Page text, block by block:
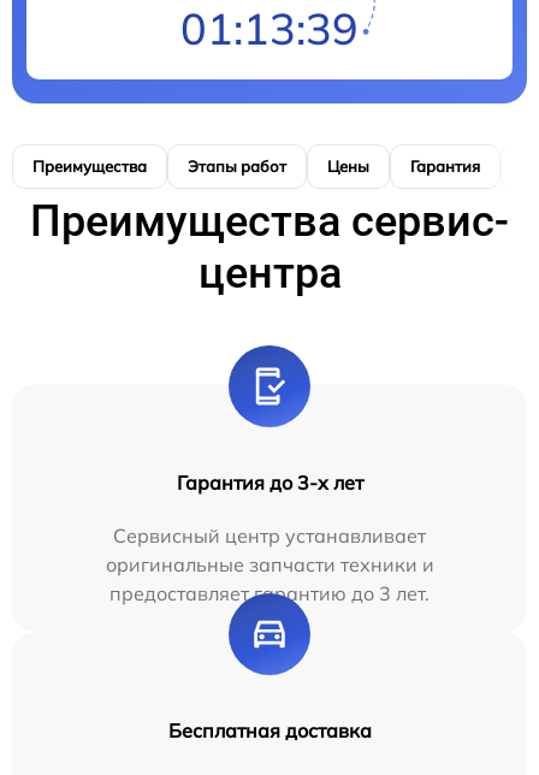
01:13:39
Преимущества Этапы работ Цены Гарантия
Преимущества сервис-
центра
Гарантия до 3-х лет
Сервисный центр устанавливает
оригинальные запчасти техники и
предоставляет гарантию до 3 лет.
Бесплатная доставка